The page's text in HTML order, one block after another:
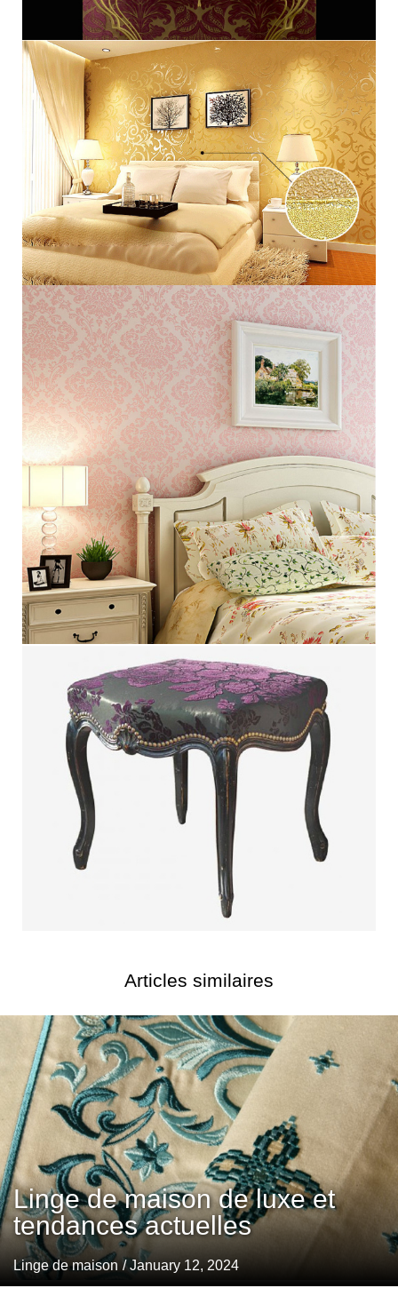
Articles similaires
Linge de maison de luxe et
tendances actuelles
Linge de maison / January 12, 2024